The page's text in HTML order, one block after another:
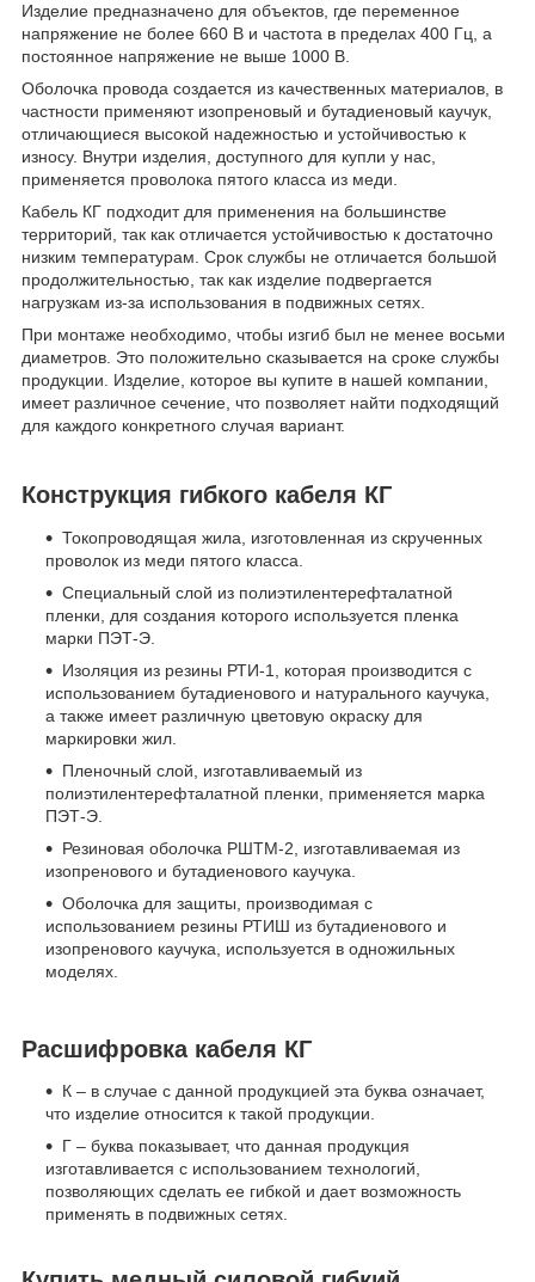
Изделие предназначено для объектов, где переменное
напряжение не более 660 В и частота в пределах 400 Гц, а
постоянное напряжение не выше 1000 В.
Оболочка провода создается из качественных материалов, в
частности применяют изопреновый и бутадиеновый каучук,
отличающиеся высокой надежностью и устойчивостью к
износу. Внутри изделия, доступного для купли у нас,
применяется проволока пятого класса из меди.
Кабель КГ подходит для применения на большинстве
территорий, так как отличается устойчивостью к достаточно
низким температурам. Срок службы не отличается большой
продолжительностью, так как изделие подвергается
нагрузкам из-за использования в подвижных сетях.
При монтаже необходимо, чтобы изгиб был не менее восьми
диаметров. Это положительно сказывается на сроке службы
продукции. Изделие, которое вы купите в нашей компании,
имеет различное сечение, что позволяет найти подходящий
для каждого конкретного случая вариант.
Конструкция гибкого кабеля КГ
Токопроводящая жила, изготовленная из скрученных
проволок из меди пятого класса.
Специальный слой из полиэтилентерефталатной
пленки, для создания которого используется пленка
марки ПЭТ-Э.
Изоляция из резины РТИ-1, которая производится с
использованием бутадиенового и натурального каучука,
а также имеет различную цветовую окраску для
маркировки жил.
Пленочный слой, изготавливаемый из
полиэтилентерефталатной пленки, применяется марка
ПЭТ-Э.
Резиновая оболочка РШТМ-2, изготавливаемая из
изопренового и бутадиенового каучука.
Оболочка для защиты, производимая с
использованием резины РТИШ из бутадиенового и
изопренового каучука, используется в одножильных
моделях.
Расшифровка кабеля КГ
К – в случае с данной продукцией эта буква означает,
что изделие относится к такой продукции.
Г – буква показывает, что данная продукция
изготавливается с использованием технологий,
позволяющих сделать ее гибкой и дает возможность
применять в подвижных сетях.